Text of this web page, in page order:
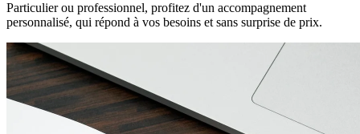
Particulier ou professionnel, profitez d'un accompagnement
personnalisé, qui répond à vos besoins et sans surprise de prix.